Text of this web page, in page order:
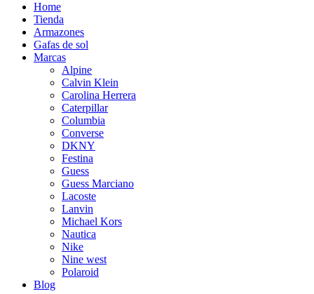
Home
Tienda
Armazones
Gafas de sol
Marcas
Alpine
Calvin Klein
Carolina Herrera
Caterpillar
Columbia
Converse
DKNY
Festina
Guess
Guess Marciano
Lacoste
Lanvin
Michael Kors
Nautica
Nike
Nine west
Polaroid
Blog